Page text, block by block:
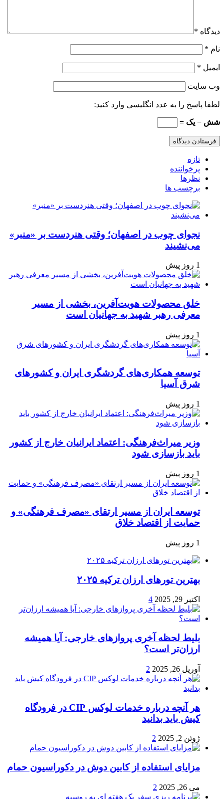
دیدگاه *
نام *
ایمیل *
وب‌ سایت
لطفا پاسخ را به عدد انگلیسی وارد کنید:
شش − یک =
تازه
پرخواننده
نظرها
برچسب ها
نجوای چوب در اصفهان؛ وقتی هنردست بر «منبر»
می‌نشیند
1 روز پیش
خلق محصولات هویت‌آفرین، بخشی از مسیر
معرفی رهبر شهید به جهانیان است
1 روز پیش
توسعه همکاری‌های گردشگری ایران و کشورهای
شرق آسیا
1 روز پیش
وزیر میراث‌فرهنگی: اعتماد ایرانیان خارج از کشور
باید بازسازی شود
1 روز پیش
توسعه ایران از مسیر ارتقای «مصرف فرهنگی» و
حمایت از اقتصاد خلاق
1 روز پیش
بهترین تورهای ارزان ترکیه ۲۰۲۵
اکتبر 29, 2025 4
بلیط لحظه آخری پروازهای خارجی: آیا همیشه
ارزان‌تر است؟
آوریل 26, 2025 2
هر آنچه درباره خدمات لوکس CIP در فرودگاه‌
کیش باید بدانید
ژوئن 2, 2025 2
مزایای استفاده از کابین دوش در دکوراسیون حمام
می 26, 2025 2